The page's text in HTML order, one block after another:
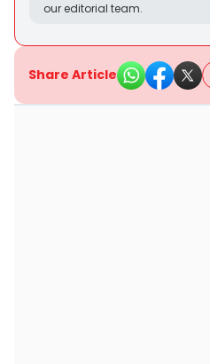
our editorial team.
Share Article